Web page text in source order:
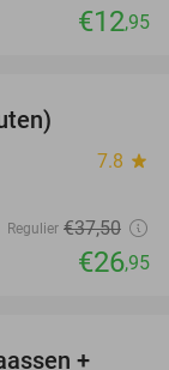
€12,95
7.8 star
Regulier €37,50
€26,95
+